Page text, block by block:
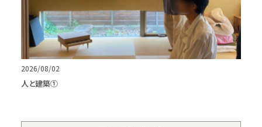
2026/08/02
人と建築①